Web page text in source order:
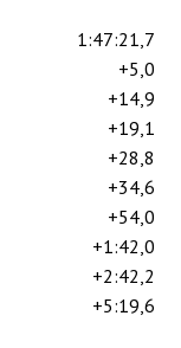
1:47:21,7
+5,0
+14,9
+19,1
+28,8
+34,6
+54,0
+1:42,0
+2:42,2
+5:19,6